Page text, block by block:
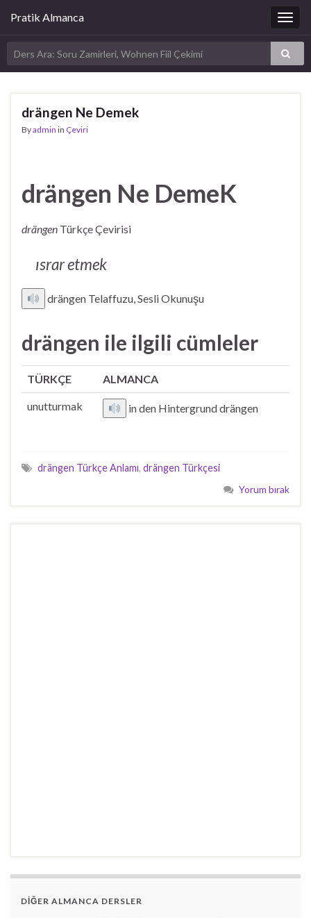
Pratik Almanca
drängen Ne Demek
Byadmin in Çeviri
drängen Ne DemeK
drängen Türkçe Çevirisi
ısrar etmek
drängen Telaffuzu, Sesli Okunuşu
drängen ile ilgili cümleler
TÜRKÇE ALMANCA
unutturmak in den Hintergrund drängen
drängen Türkçe Anlamı, drängen Türkçesi
Yorum bırak
DİĞER ALMANCA DERSLER